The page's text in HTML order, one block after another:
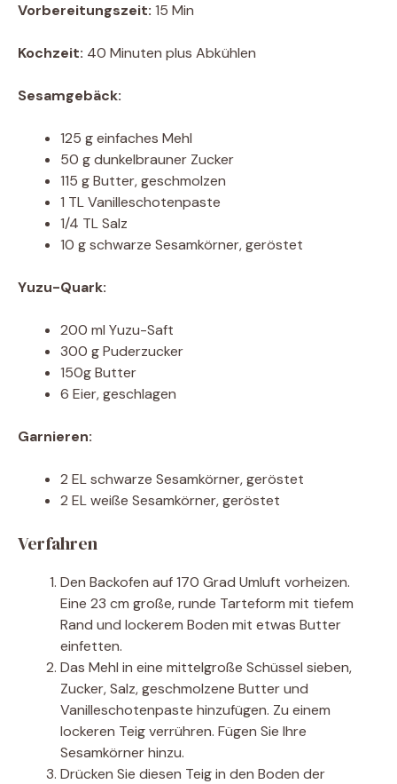
Vorbereitungszeit: 15 Min
Kochzeit: 40 Minuten plus Abkühlen
Sesamgebäck:
125 g einfaches Mehl
50 g dunkelbrauner Zucker
115 g Butter, geschmolzen
1 TL Vanilleschotenpaste
1/4 TL Salz
10 g schwarze Sesamkörner, geröstet
Yuzu-Quark:
200 ml Yuzu-Saft
300 g Puderzucker
150g Butter
6 Eier, geschlagen
Garnieren:
2 EL schwarze Sesamkörner, geröstet
2 EL weiße Sesamkörner, geröstet
Verfahren
Den Backofen auf 170 Grad Umluft vorheizen.
Eine 23 cm große, runde Tarteform mit tiefem
Rand und lockerem Boden mit etwas Butter
einfetten.
Das Mehl in eine mittelgroße Schüssel sieben,
Zucker, Salz, geschmolzene Butter und
Vanilleschotenpaste hinzufügen. Zu einem
lockeren Teig verrühren. Fügen Sie Ihre
Sesamkörner hinzu.
Drücken Sie diesen Teig in den Boden der